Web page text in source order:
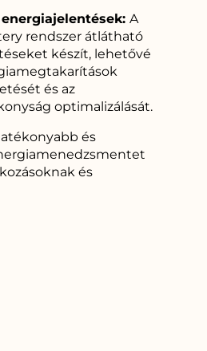
A
rendszer átlátható
készít, lehetővé
és az
optimalizálását.
és
és